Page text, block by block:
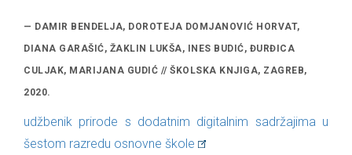
— DAMIR BENDELJA, DOROTEJA DOMJANOVIĆ HORVAT,
DIANA GARAŠIĆ, ŽAKLIN LUKŠA, INES BUDIĆ, ĐURĐICA
CULJAK, MARIJANA GUDIĆ // ŠKOLSKA KNJIGA, ZAGREB,
2020.
udžbenik prirode s dodatnim digitalnim sadržajima u
šestom razredu osnovne škole